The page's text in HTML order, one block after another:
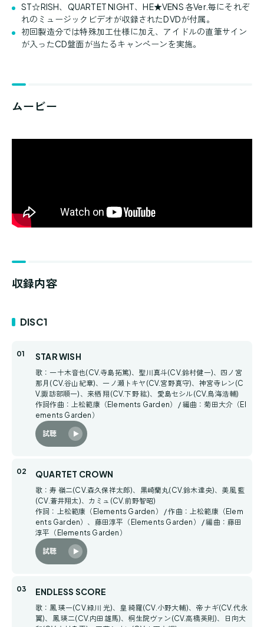
ST☆RISH、QUARTET NIGHT、HE★VENS 各Ver.毎にそれぞ
れのミュージックビデオが収録されたDVDが付属。
初回製造分では特殊加工仕様に加え、アイドルの直筆サイン
が入ったCD盤面が当たるキャンペーンを実施。
ムービー
収録内容
DISC1
STAR WISH
歌：一十木音也(CV.寺島拓篤)、聖川真斗(CV.鈴村健一)、四ノ宮
那月(CV.谷山紀章)、一ノ瀬トキヤ(CV.宮野真守)、神宮寺レン(C
V.諏訪部順一)、来栖 翔(CV.下野 紘)、愛島セシル(CV.鳥海浩輔)
作詞作曲：上松範康（Elements Garden） / 編曲：菊田大介（El
ements Garden）
試聴
QUARTET CROWN
歌：寿 嶺二(CV.森久保祥太郎)、黒崎蘭丸(CV.鈴木達央)、美風 藍
(CV.蒼井翔太)、カミュ(CV.前野智昭)
作詞：上松範康（Elements Garden） / 作曲：上松範康（Elem
ents Garden）、藤田淳平（Elements Garden） / 編曲：藤田
淳平（Elements Garden）
試聴
ENDLESS SCORE
歌：鳳 瑛一(CV.緑川 光)、皇 綺羅(CV.小野大輔)、帝 ナギ(CV.代永
翼)、鳳 瑛二(CV.内田雄馬)、桐生院ヴァン(CV.高橋英則)、日向大